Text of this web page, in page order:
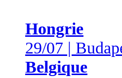
Hongrie
29/07 |
Belgique